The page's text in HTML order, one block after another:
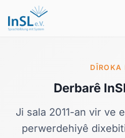
DÎROKA
Derbarê
Ji sala 2011-an vir ve
perwerdehiyê